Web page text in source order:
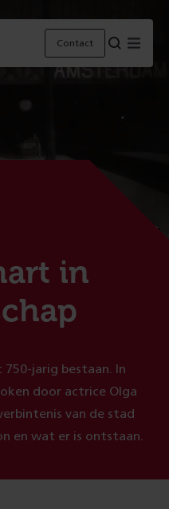
Contact
in
jarig bestaan. In
door actrice Olga
van de stad
en wat er is ontstaan.